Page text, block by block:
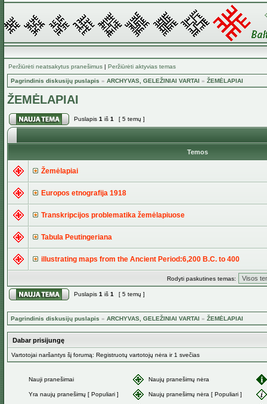
Peržiūrėti neatsakytus pranešimus | Peržiūrėti aktyvias temas
Pagrindinis diskusijų puslapis » ARCHYVAS, GELEŽINIAI VARTAI » ŽEMĖLAPIAI
ŽEMĖLAPIAI
Puslapis 1 iš 1 [ 5 temų ]
Temos
Žemėlapiai
Europos etnografija 1918
Transkripcijos problematika žemėlapiuose
Tabula Peutingeriana
illustrating maps from the Ancient Period:6,200 B.C. to 400
Rodyti paskutines temas:
Puslapis 1 iš 1 [ 5 temų ]
Pagrindinis diskusijų puslapis » ARCHYVAS, GELEŽINIAI VARTAI » ŽEMĖLAPIAI
Dabar prisijungę
Vartotojai naršantys šį forumą: Registruotų vartotojų nėra ir 1 svečias
Nauji pranešimai Naujų pranešimų nėra
Yra naujų pranešimų [ Populiari ] Naujų pranešimų nėra [ Populiari ]